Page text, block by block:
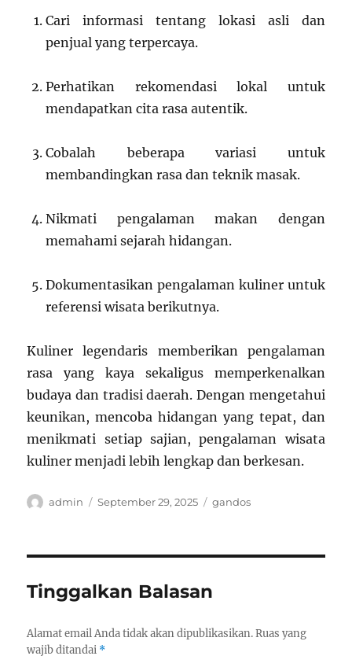
Cari informasi tentang lokasi asli dan
penjual yang terpercaya.
Perhatikan rekomendasi lokal untuk
mendapatkan cita rasa autentik.
Cobalah beberapa variasi untuk
membandingkan rasa dan teknik masak.
Nikmati pengalaman makan dengan
memahami sejarah hidangan.
Dokumentasikan pengalaman kuliner untuk
referensi wisata berikutnya.
Kuliner legendaris memberikan pengalaman
rasa yang kaya sekaligus memperkenalkan
budaya dan tradisi daerah. Dengan mengetahui
keunikan, mencoba hidangan yang tepat, dan
menikmati setiap sajian, pengalaman wisata
kuliner menjadi lebih lengkap dan berkesan.
Author
admin
Posted
September 29, 2025 Categories
gandos
Tinggalkan Balasan
Alamat email Anda tidak akan dipublikasikan. Ruas yang
wajib ditandai *